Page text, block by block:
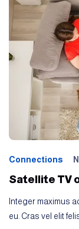
Connections
Satellite TV
Integer maximus
eu. Cras vel elit